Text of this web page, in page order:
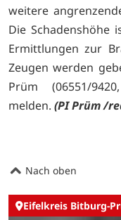
weitere
Die Schadenshöhe
Ermittlungen zur
Zeugen werden
Prüm (06551/
melden. (PI Prüm /
Nach oben
Eifelkreis Bitburg-